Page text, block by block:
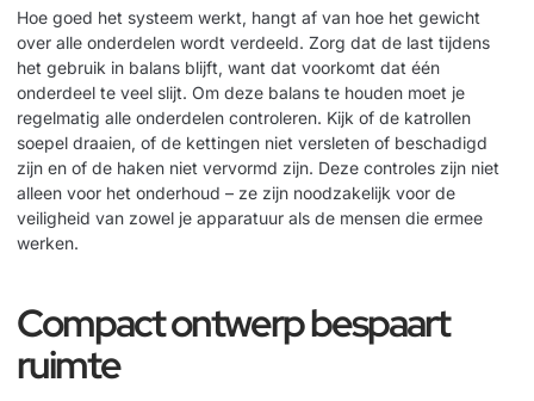
Hoe goed het systeem werkt, hangt af van hoe het gewicht
over alle onderdelen wordt verdeeld. Zorg dat de last tijdens
het gebruik in balans blijft, want dat voorkomt dat één
onderdeel te veel slijt. Om deze balans te houden moet je
regelmatig alle onderdelen controleren. Kijk of de katrollen
soepel draaien, of de kettingen niet versleten of beschadigd
zijn en of de haken niet vervormd zijn. Deze controles zijn niet
alleen voor het onderhoud – ze zijn noodzakelijk voor de
veiligheid van zowel je apparatuur als de mensen die ermee
werken.
Compact ontwerp bespaart
ruimte